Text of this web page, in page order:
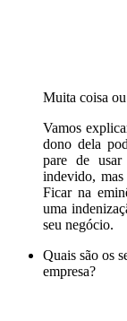
Muita coisa
Vamos
dono dela
pare de
indevido,
Ficar na
uma
seu negócio.
Quais são os
empresa?